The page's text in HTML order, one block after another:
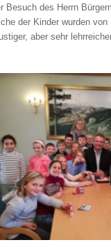
Besuch des Herrn
der Kinder wurden
aber sehr